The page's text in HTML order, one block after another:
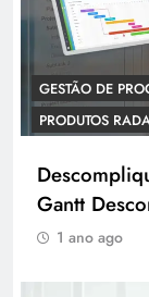
GESTÃO DE
PRODUTOS
Gantt
1 ano ago